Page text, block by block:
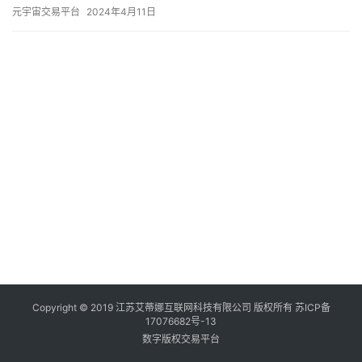
元宇宙交易平台 2024年4月11日
Copyright © 2019 江苏艾蒂娜互联网科技有限公司 版权所有 苏ICP备
17076682号-13
数字版权交易平台